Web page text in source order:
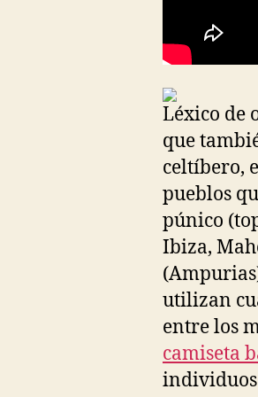
Léxico de
que
celtíbero,
pueblos
púnico
Ibiza,
utilizan
entre los
camiseta
individuos